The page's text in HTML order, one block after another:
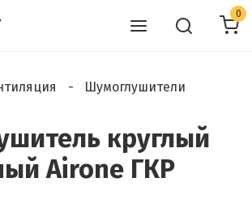
0
Шумоглушители
круглый
Airone ГКР